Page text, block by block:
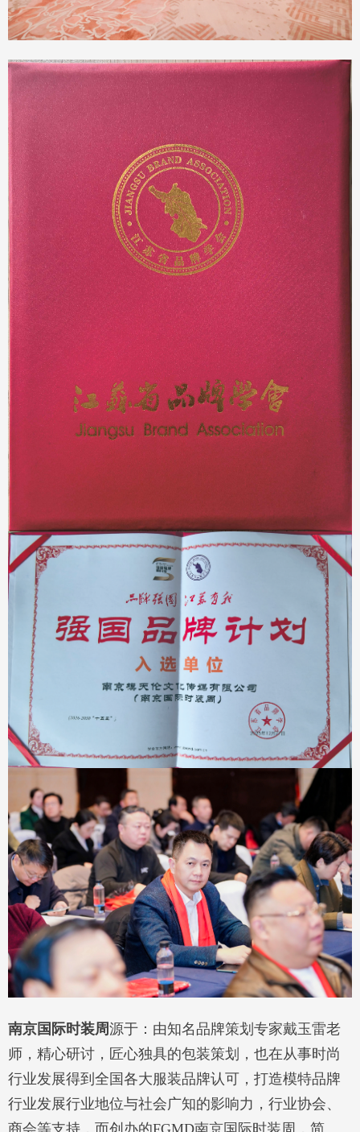
南京国际时装周源于：由知名品牌策划专家戴玉雷老
师，精心研讨，匠心独具的包装策划，也在从事时尚
行业发展得到全国各大服装品牌认可，打造模特品牌
行业发展行业地位与社会广知的影响力，行业协会、
商会等支持，而创办的FGMD南京国际时装周，简